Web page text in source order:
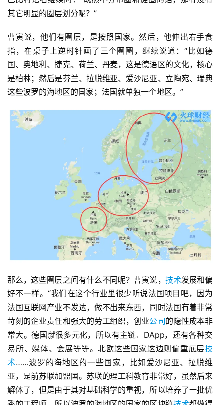
其它明显的圈层划分呢？”
曹寅说，他们有圈层，是按照国家。然后，他伸出右手食
指，在桌子上逆时针画了三个圈圈，继续说道：“比如德
国、奥地利、捷克、荷兰、丹麦，这是德语区的文化，核心
是柏林；然后是芬兰、拉脱维亚、爱沙尼亚、立陶宛、瑞典
这些波罗的海地区的国家；法国就单独一个地区。”
那么，这些圈层之间有什么不同呢？曹寅说， 技术发展和偏
好不一样。“我们在这个行业里很少听说法国项目吧，因为
法国互联网产业不发达，做不出来东西，同时法国有着非常
苛刻的企业责任和强大的劳工组织，创业公司 的隐性成本非
常大。德国就很多元化，所以有主链、DApp，还有各种交
易所、媒体、会展等等。北欧这些国家这边则偏重底层技
术……波罗的海地区的一些国家，比如爱沙尼亚、拉脱维
亚，是前苏联加盟国。苏联的理工科教育非常好，虽然后来
解体了，但是由于其对基础科学的重视，所以培养了一批优